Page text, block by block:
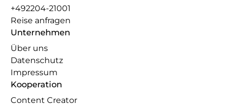
+492204-21001
Reise anfragen
Unternehmen
Über uns
Datenschutz
Impressum
Kooperation
Content Creator